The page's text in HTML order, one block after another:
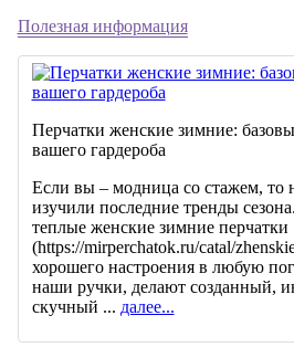
Полезная информация
Перчатки женские зимние:
вашего гардероба
Если вы – модница со стажем, то
изучили последние тренды
теплые женские зимние перчатки
(https://mirperchatok.ru/catal/
хорошего настроения в любую
наши ручки, делают созданный,
скучный ... далее...